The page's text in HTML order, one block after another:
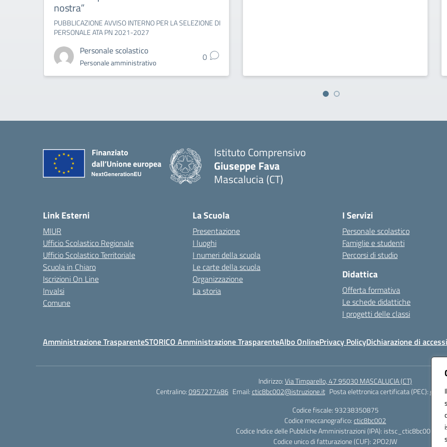
nostra”
PUBBLICAZIONE AVVISO INTERNO PER LA SELEZIONE DI
PERSONALE ATA PN 2021-2027
Personale scolastico
Personale amministrativo 0
Istituto Comprensivo
Giuseppe Fava
Mascalucia (CT)
Link Esterni
MIUR
Ufficio Scolastico Regionale
Ufficio Scolastico Territoriale
Scuola in Chiaro
Iscrizioni On Line
Invalsi
Comune
La Scuola
Presentazione
I luoghi
I numeri della scuola
Le carte della scuola
Organizzazione
La storia
I Servizi
Personale scolastico
Famiglie e studenti
Percorsi di studio
Didattica
Offerta formativa
Le schede didattiche
I progetti delle classi
Amministrazione TrasparenteSTORICO Amministrazione TrasparenteAlbo OnlinePrivacy PolicyDichiarazione di
Indirizzo:Via Timparello, 47 95030 MASCALUCIA (CT)
Centralino:0957277486 Email:ctic8bc002@istruzione.it Posta elettronica certificata (PEC):
Codice fiscale: 93238350875
Codice meccanografico:ctic8bc002
Codice Indice delle Pubbliche Amministrazioni (IPA): istsc_ctic8bc002
Codice unico di fatturazione (CUF): 2PO2JW